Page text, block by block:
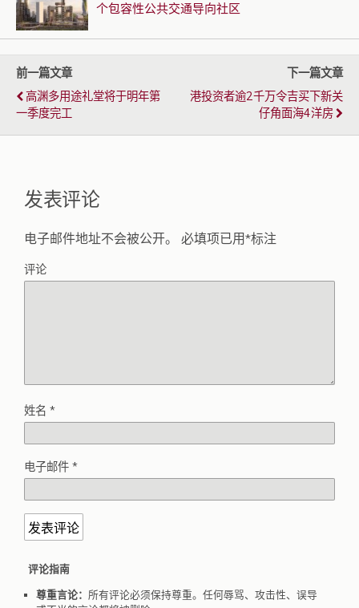
个包容性公共交通导向社区
前一篇文章
高渊多用途礼堂将于明年第
一季度完工
下一篇文章
港投资者逾2千万令吉买下新关
仔角面海4洋房
发表评论
电子邮件地址不会被公开。 必填项已用*标注
评论
姓名 *
电子邮件 *
评论指南
尊重言论： 所有评论必须保持尊重。任何辱骂、攻击性、误导